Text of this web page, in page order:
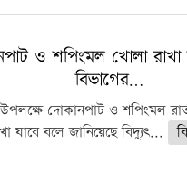
ও শপিংমল খোলা রাখা
বিভাগের…
দোকানপাট ও শপিংমল রাত
যাবে বলে জানিয়েছে বিদ্যুৎ...